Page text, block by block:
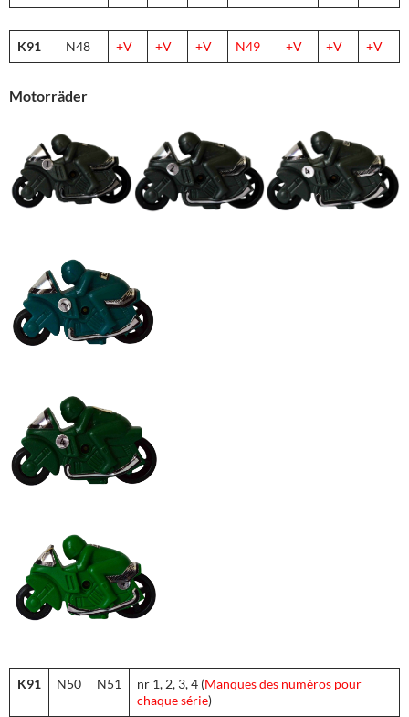
K91 N48 +V +V +V N49 +V +V +V
Motorräder
K91 N50 N51 nr 1, 2, 3, 4 (Manques des numéros pour
chaque série)